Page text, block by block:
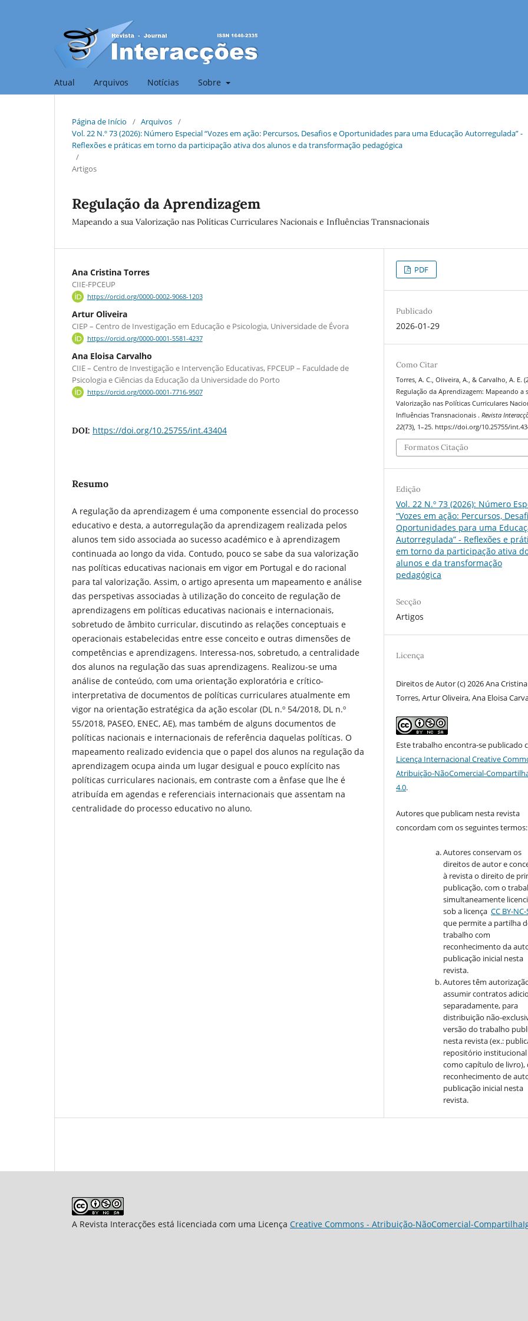
Atual Arquivos Notícias Sobre
Página de Início / Arquivos /
Vol. 22 N.º 73 (2026): Número Especial “Vozes em ação: Percursos, Desafios e Oportunidades para uma Educação Autorregulada” -
Reflexões e práticas em torno da participação ativa dos alunos e da transformação pedagógica
/
Artigos
Regulação da Aprendizagem
Mapeando a sua Valorização nas Políticas Curriculares Nacionais e Influências Transnacionais
Ana Cristina Torres
CIIE-FPCEUP
https://orcid.org/0000-0002-9068-1203
Artur Oliveira
CIEP – Centro de Investigação em Educação e Psicologia, Universidade de Évora
https://orcid.org/0000-0001-5581-4237
Ana Eloisa Carvalho
CIIE – Centro de Investigação e Intervenção Educativas, FPCEUP – Faculdade de
Psicologia e Ciências da Educação da Universidade do Porto
https://orcid.org/0000-0001-7716-9507
DOI: https://doi.org/10.25755/int.43404
Resumo
A regulação da aprendizagem é uma componente essencial do processo
educativo e desta, a autorregulação da aprendizagem realizada pelos
alunos tem sido associada ao sucesso académico e à aprendizagem
continuada ao longo da vida. Contudo, pouco se sabe da sua valorização
nas políticas educativas nacionais em vigor em Portugal e do racional
para tal valorização. Assim, o artigo apresenta um mapeamento e análise
das perspetivas associadas à utilização do conceito de regulação de
aprendizagens em políticas educativas nacionais e internacionais,
sobretudo de âmbito curricular, discutindo as relações conceptuais e
operacionais estabelecidas entre esse conceito e outras dimensões de
competências e aprendizagens. Interessa-nos, sobretudo, a centralidade
dos alunos na regulação das suas aprendizagens. Realizou-se uma
análise de conteúdo, com uma orientação exploratória e crítico-
interpretativa de documentos de políticas curriculares atualmente em
vigor na orientação estratégica da ação escolar (DL n.º 54/2018, DL n.º
55/2018, PASEO, ENEC, AE), mas também de alguns documentos de
políticas nacionais e internacionais de referência daquelas políticas. O
mapeamento realizado evidencia que o papel dos alunos na regulação da
aprendizagem ocupa ainda um lugar desigual e pouco explícito nas
políticas curriculares nacionais, em contraste com a ênfase que lhe é
atribuída em agendas e referenciais internacionais que assentam na
centralidade do processo educativo no aluno.
PDF
Publicado
2026-01-29
Como Citar
Torres, A. C., Oliveira, A., & Carvalho, A. E.
Regulação da Aprendizagem: Mapeando a
Valorização nas Políticas Curriculares
Influências Transnacionais .Revista
22(73), 1–25. https://doi.org/10.25755/
Formatos Citação
Edição
Vol. 22 N.º 73 (2026): Número
“Vozes em ação: Percursos,
Oportunidades para uma
Autorregulada” - Reflexões e
em torno da participação ativa
alunos e da transformação
pedagógica
Secção
Artigos
Licença
Direitos de Autor (c) 2026 Ana Cristina
Torres, Artur Oliveira, Ana Eloisa
Este trabalho encontra-se publicado
Licença Internacional Creative
Atribuição-NãoComercial-
4.0.
Autores que publicam nesta revista
concordam com os seguintes termos:
Autores conservam os
direitos de autor e
à revista o direito de
publicação, com o
simultaneamente
sob a licença CC BY-
que permite a partilha
trabalho com
reconhecimento da
publicação inicial nesta
revista.
Autores têm
assumir contratos
separadamente, para
distribuição não-
versão do trabalho
nesta revista (ex.:
repositório institucional
como capítulo de livro),
reconhecimento de
publicação inicial nesta
revista.
A Revista Interacções está licenciada com uma Licença Creative Commons - Atribuição-NãoComercial-